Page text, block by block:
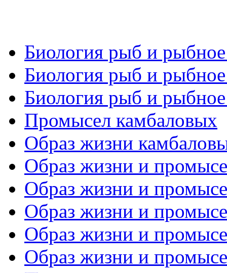
Биология рыб и рыбное
Биология рыб и рыбное
Биология рыб и рыбное
Промысел камбаловых
Образ жизни
Образ жизни и
Образ жизни и
Образ жизни и
Образ жизни и
Образ жизни и